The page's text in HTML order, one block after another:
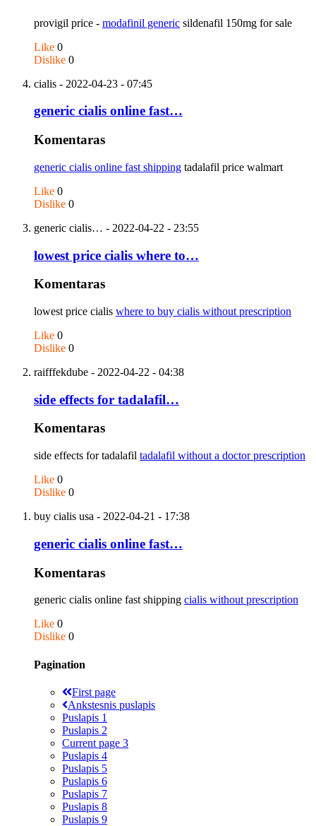
provigil price - modafinil generic sildenafil 150mg for sale
Like 0
Dislike 0
cialis - 2022-04-23 - 07:45
generic cialis online fast…
Komentaras
generic cialis online fast shipping tadalafil price walmart
Like 0
Dislike 0
generic cialis… - 2022-04-22 - 23:55
lowest price cialis where to…
Komentaras
lowest price cialis where to buy cialis without prescription
Like 0
Dislike 0
raifffekdube - 2022-04-22 - 04:38
side effects for tadalafil…
Komentaras
side effects for tadalafil tadalafil without a doctor prescription
Like 0
Dislike 0
buy cialis usa - 2022-04-21 - 17:38
generic cialis online fast…
Komentaras
generic cialis online fast shipping cialis without prescription
Like 0
Dislike 0
Pagination
First page
Ankstesnis puslapis
Puslapis 1
Puslapis 2
Current page 3
Puslapis 4
Puslapis 5
Puslapis 6
Puslapis 7
Puslapis 8
Puslapis 9